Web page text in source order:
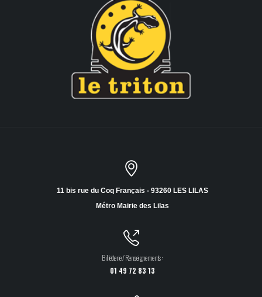
11 bis rue du Coq Français - 93260 LES LILAS
Métro Mairie des Lilas
Billetterie / Renseignements :
01 49 72 83 13